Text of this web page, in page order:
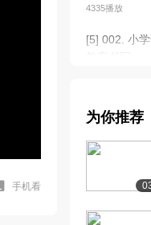
手机看
4335播放
[5] 002. 小
教案易错...
[7] 004. 小
试讲实战...
为你推荐